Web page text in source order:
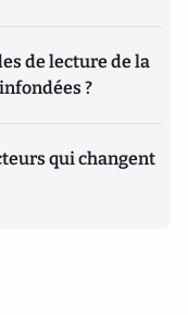
de lecture de la
?
qui changent